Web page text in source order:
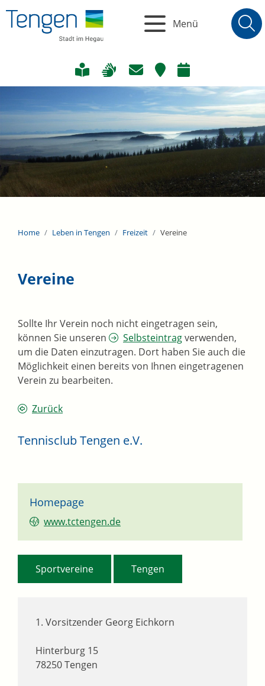
Menü
Home Leben in Tengen Freizeit Vereine
Vereine
Sollte Ihr Verein noch nicht eingetragen sein,
können Sie unseren
Selbsteintragverwenden,
um die Daten einzutragen. Dort haben Sie auch die
Möglichkeit einen bereits von Ihnen eingetragenen
Verein zu bearbeiten.
Zurück
Tennisclub Tengen e.V.
Homepage
www.tctengen.de
1. Vorsitzender Georg Eichkorn
Hinterburg 15
78250Tengen
Sportvereine Tengen